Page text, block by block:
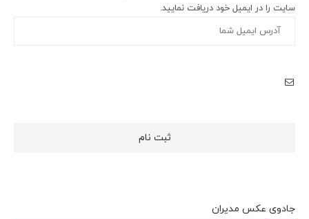
سایت را در ایمیل خود دریافت نمایید.
جادوی عکس مدیران